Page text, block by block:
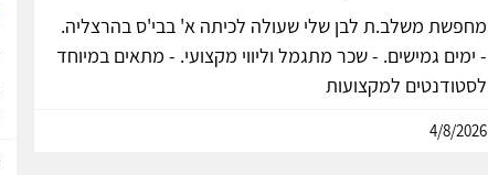
מחפשת משלב.ת לבן שלי שעולה לכיתה א' בבי'ס בהרצליה.
- ימים גמישים. - שכר מתגמל וליווי מקצועי. - מתאים במיוחד
לסטודנטים למקצועות
4/8/2026